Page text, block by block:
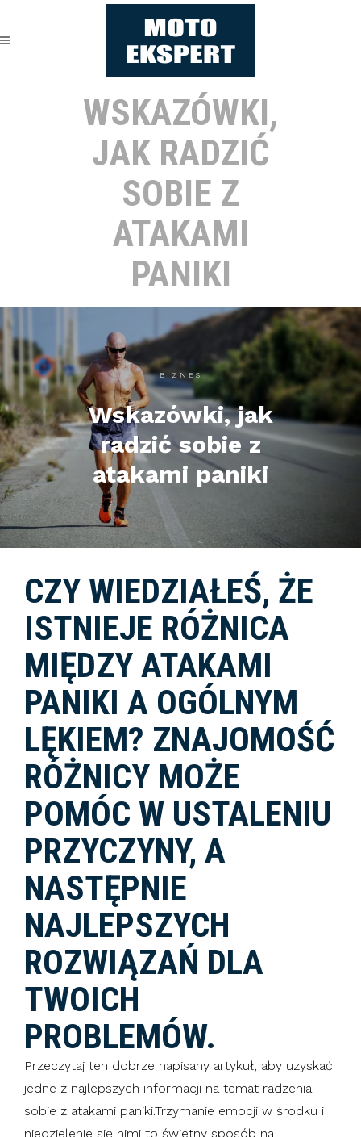
WSKAZÓWKI,
JAK RADZIĆ
SOBIE Z
ATAKAMI
PANIKI
BIZNES
Wskazówki, jak
radzić sobie z
atakami paniki
CZY WIEDZIAŁEŚ, ŻE
ISTNIEJE RÓŻNICA
MIĘDZY ATAKAMI
PANIKI A OGÓLNYM
LĘKIEM? ZNAJOMOŚĆ
RÓŻNICY MOŻE
POMÓC W USTALENIU
PRZYCZYNY, A
NASTĘPNIE
NAJLEPSZYCH
ROZWIĄZAŃ DLA
TWOICH
PROBLEMÓW.
Przeczytaj ten dobrze napisany artykuł, aby uzyskać
jedne z najlepszych informacji na temat radzenia
sobie z atakami paniki.Trzymanie emocji w środku i
niedzielenie się nimi to świetny sposób na